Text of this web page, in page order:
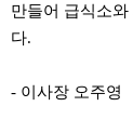
만들어 급식소
다.
- 이사장 오주영